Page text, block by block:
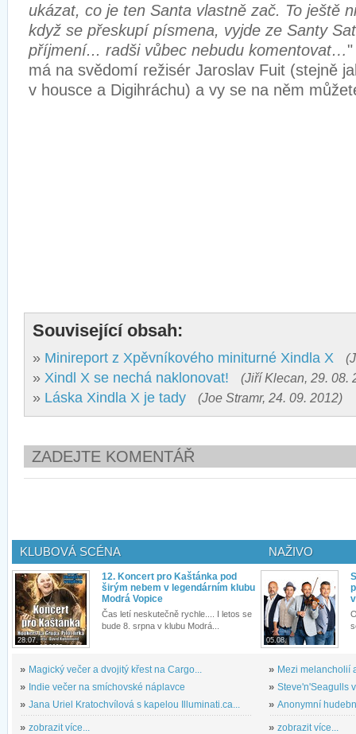
ukázat, co je ten Santa vlastně zač. To ještě
když se přeskupí písmena, vyjde ze Santy
příjmení... radši vůbec nebudu komentovat…
má na svědomí režisér Jaroslav Fuit (stejně
v housce a Digihráchu) a vy se na něm
Související obsah:
» Minireport z Xpěvníkového miniturné Xindla X
» Xindl X se nechá naklonovat! (Jiří Klecan, 29. 08.
» Láska Xindla X je tady (Joe Stramr, 24. 09. 2012)
ZADEJTE KOMENTÁŘ
KLUBOVÁ SCÉNA
28.07.
12. Koncert pro Kaštánka pod
širým nebem v legendárním klubu
Modrá Vopice
Čas letí neskutečně rychle.... I letos se
bude 8. srpna v klubu Modrá...
» Magický večer a dvojitý křest na Cargo...
» Indie večer na smíchovské náplavce
» Jana Uriel Kratochvílová s kapelou Illuminati.ca...
» zobrazit více...
NAŽIVO
05.08.
» Mezi melancholií
» Steve'n'Seagulls
» Anonymní
» zobrazit více...